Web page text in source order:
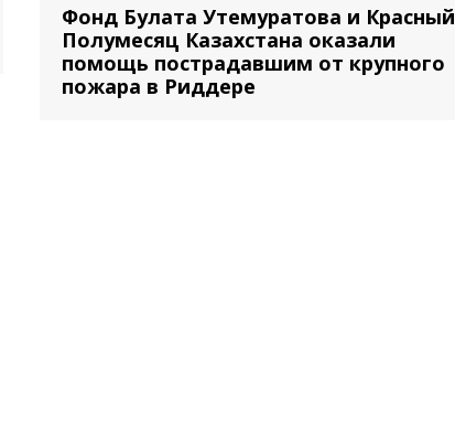
Фонд Булата Утемуратова и Красный
Полумесяц Казахстана оказали
помощь пострадавшим от крупного
пожара в Риддере